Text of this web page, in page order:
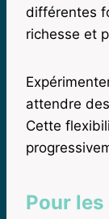
différentes
richesse et
attendre
Cette
Pour